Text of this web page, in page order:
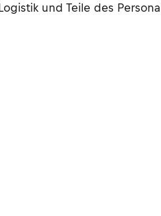
und Teile des